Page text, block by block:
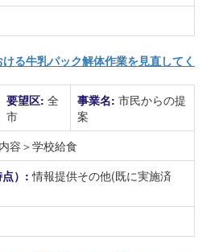
る牛乳パック解体作業を見直してく
要望区: 全
市
事業名: 市民からの提
案
容＞学校給食
点）:情報提供その他(既に実施済